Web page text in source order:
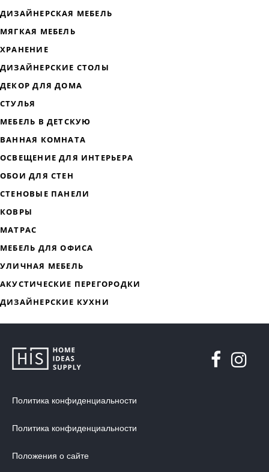
ДИЗАЙНЕРСКАЯ МЕБЕЛЬ
ХРАНЕНИЕ
ДЕКОР ДЛЯ ДОМА
ВАННАЯ КОМНАТА
Политика конфиденциальности
Политика конфиденциальности
Положения о сайте